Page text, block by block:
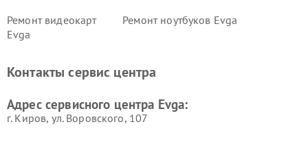
Ремонт видеокарт
Evga
Ремонт ноутбуков Evga
Контакты сервис центра
Адрес сервисного центра Evga:
г. Киров, ул. Воровского, 107